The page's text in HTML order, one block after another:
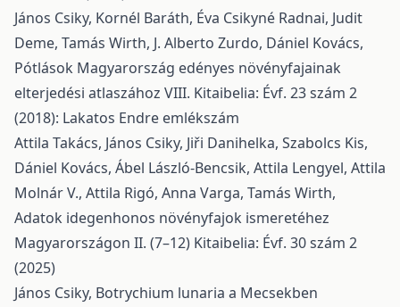
János Csiky, Kornél Baráth, Éva Csikyné Radnai, Judit
Deme, Tamás Wirth, J. Alberto Zurdo, Dániel Kovács,
Pótlások Magyarország edényes növényfajainak
elterjedési atlaszához VIII. Kitaibelia: Évf. 23 szám 2
(2018): Lakatos Endre emlékszám
Attila Takács, János Csiky, Jiři Danihelka, Szabolcs Kis,
Dániel Kovács, Ábel László-Bencsik, Attila Lengyel, Attila
Molnár V., Attila Rigó, Anna Varga, Tamás Wirth,
Adatok idegenhonos növényfajok ismeretéhez
Magyarországon II. (7–12) Kitaibelia: Évf. 30 szám 2
(2025)
János Csiky, Botrychium lunaria a Mecsekben